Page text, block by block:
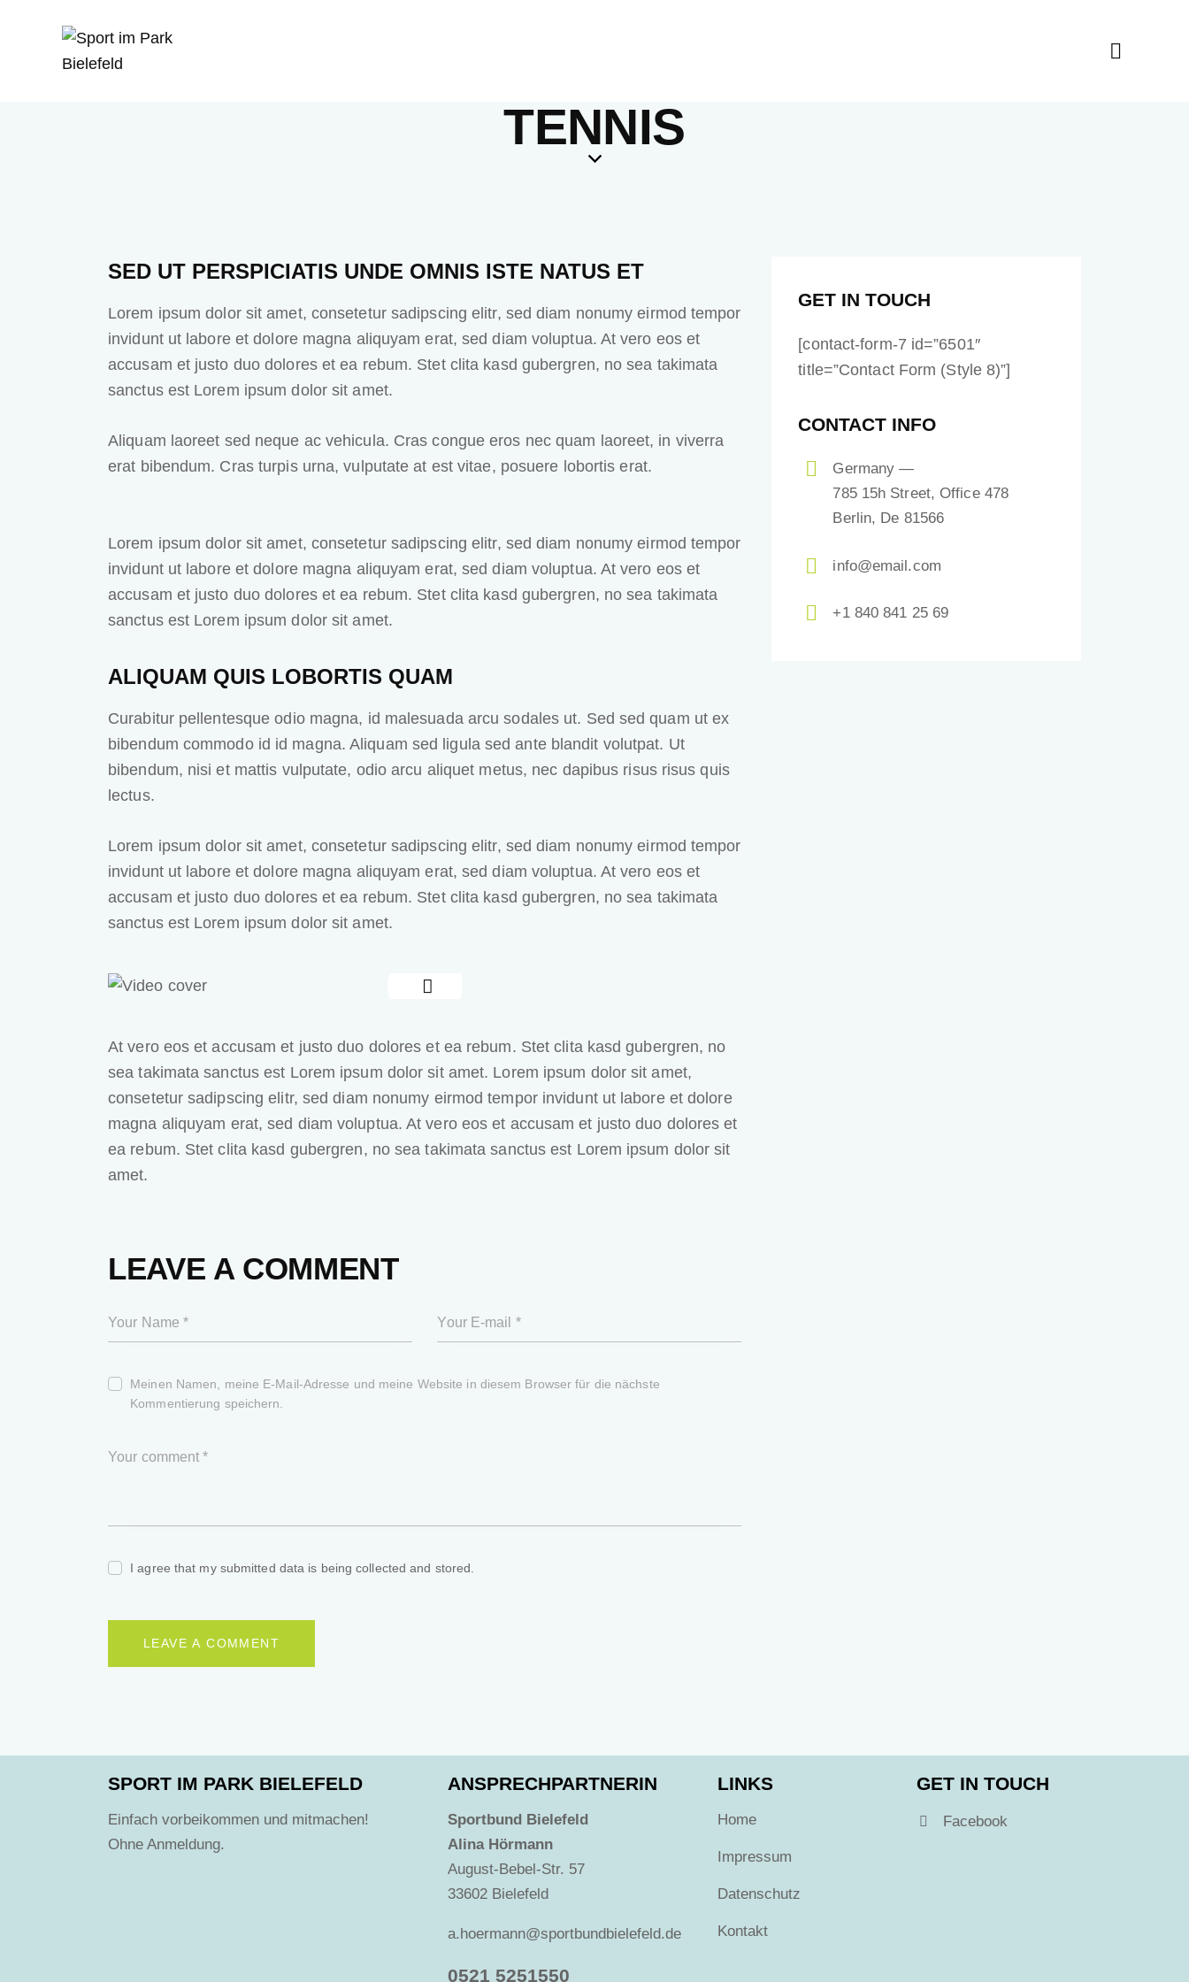
TENNIS
SED UT PERSPICIATIS UNDE OMNIS ISTE NATUS ET
Lorem ipsum dolor sit amet, consetetur sadipscing elitr, sed diam nonumy eirmod tempor
invidunt ut labore et dolore magna aliquyam erat, sed diam voluptua. At vero eos et
accusam et justo duo dolores et ea rebum. Stet clita kasd gubergren, no sea takimata
sanctus est Lorem ipsum dolor sit amet.
Aliquam laoreet sed neque ac vehicula. Cras congue eros nec quam laoreet, in viverra
erat bibendum. Cras turpis urna, vulputate at est vitae, posuere lobortis erat.
Lorem ipsum dolor sit amet, consetetur sadipscing elitr, sed diam nonumy eirmod tempor
invidunt ut labore et dolore magna aliquyam erat, sed diam voluptua. At vero eos et
accusam et justo duo dolores et ea rebum. Stet clita kasd gubergren, no sea takimata
sanctus est Lorem ipsum dolor sit amet.
ALIQUAM QUIS LOBORTIS QUAM
Curabitur pellentesque odio magna, id malesuada arcu sodales ut. Sed sed quam ut ex
bibendum commodo id id magna. Aliquam sed ligula sed ante blandit volutpat. Ut
bibendum, nisi et mattis vulputate, odio arcu aliquet metus, nec dapibus risus risus quis
lectus.
Lorem ipsum dolor sit amet, consetetur sadipscing elitr, sed diam nonumy eirmod tempor
invidunt ut labore et dolore magna aliquyam erat, sed diam voluptua. At vero eos et
accusam et justo duo dolores et ea rebum. Stet clita kasd gubergren, no sea takimata
sanctus est Lorem ipsum dolor sit amet.
At vero eos et accusam et justo duo dolores et ea rebum. Stet clita kasd gubergren, no
sea takimata sanctus est Lorem ipsum dolor sit amet. Lorem ipsum dolor sit amet,
consetetur sadipscing elitr, sed diam nonumy eirmod tempor invidunt ut labore et dolore
magna aliquyam erat, sed diam voluptua. At vero eos et accusam et justo duo dolores et
ea rebum. Stet clita kasd gubergren, no sea takimata sanctus est Lorem ipsum dolor sit
amet.
LEAVE A COMMENT
Meinen Namen, meine E-Mail-Adresse und meine Website in diesem Browser für die nächste
Kommentierung speichern.
I agree that my submitted data is being collected and stored.
GET IN TOUCH
[contact-form-7 id=”6501″
title=”Contact Form (Style 8)”]
CONTACT INFO
Germany —
785 15h Street, Office 478
Berlin, De 81566
info@email.com
+1 840 841 25 69
SPORT IM PARK BIELEFELD
Einfach vorbeikommen und mitmachen!
Ohne Anmeldung.
ANSPRECHPARTNERIN
Sportbund Bielefeld
Alina Hörmann
August-Bebel-Str. 57
33602 Bielefeld
a.hoermann@sportbundbielefeld.de
0521 5251550
LINKS
Home
Impressum
Datenschutz
Kontakt
GET IN TOUCH
Facebook